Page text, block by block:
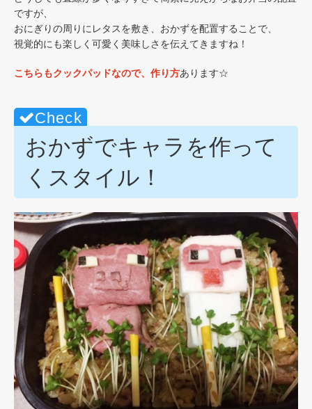
ですが、
おにぎりの周りにレタスを敷き、おかずを配置することで、
視覚的にも楽しく可愛く美味しさを伝えてきますね！
こちらもクックパッドなので、作り方あります☆
おかずでキャラを作って
くスタイル！